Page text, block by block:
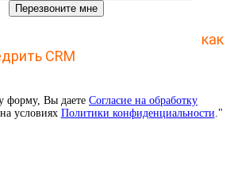
как
CRM
форму, Вы даете Согласие на обработку
условиях Политики конфиденциальности ."